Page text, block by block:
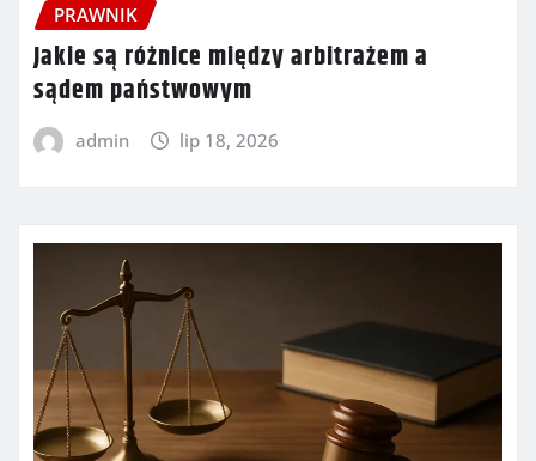
PRAWNIK
Jakie są różnice między arbitrażem a
sądem państwowym
admin lip 18, 2026